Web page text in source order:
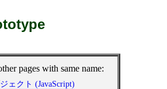
pages with same name:
ェクト (JavaScript)